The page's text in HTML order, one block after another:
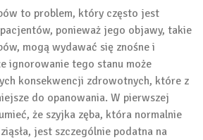
to problem, który często jest
ponieważ jego objawy, takie
mogą wydawać się znośne i
ignorowanie tego stanu może
konsekwencji zdrowotnych, które z
do opanowania. W pierwszej
że szyjka zęba, która normalnie
jest szczególnie podatna na